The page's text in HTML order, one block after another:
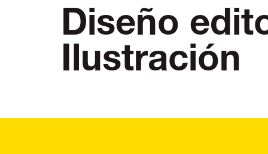
Diseño
Ilustración